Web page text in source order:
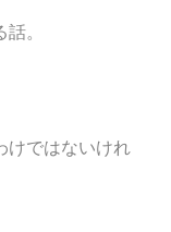
。
けではないけれ